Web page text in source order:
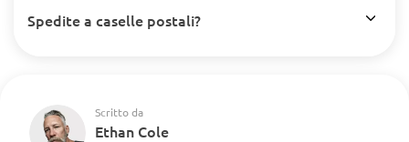
Spedite a caselle postali?
Scritto da
Ethan Cole